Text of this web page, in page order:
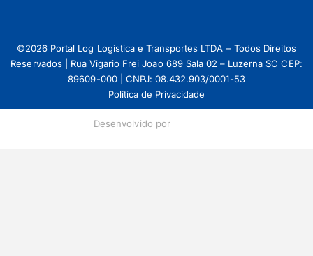
©2026 Portal Log Logistica e Transportes LTDA – Todos Direitos
Reservados | Rua Vigario Frei Joao 689 Sala 02 – Luzerna SC CEP:
89609-000 | CNPJ: 08.432.903/0001-53
Política de Privacidade
Desenvolvido por